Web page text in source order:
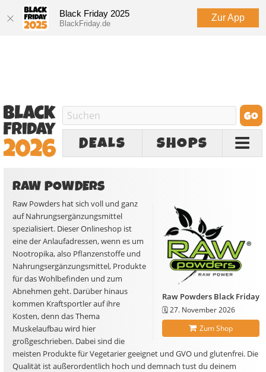
Black Friday 2025
BlackFriday.de
Zur App
DEALS SHOPS
RAW POWDERS
Raw Powders Black Friday
🗓️27. November 2026
Zum Shop
Raw Powders hat sich voll und ganz
auf Nahrungsergänzungsmittel
spezialisiert. Dieser Onlineshop ist
eine der Anlaufadressen, wenn es um
Nootropika, also Pflanzenstoffe und
Nahrungsergänzungsmittel, Produkte
für das Wohlbefinden und zum
Abnehmen geht. Darüber hinaus
kommen Kraftsportler auf ihre
Kosten, denn das Thema
Muskelaufbau wird hier
großgeschrieben. Dabei sind die
meisten Produkte für Vegetarier geeignet und GVO und glutenfrei. Die
Qualität ist außerordentlich hoch und demnach tust du deinem